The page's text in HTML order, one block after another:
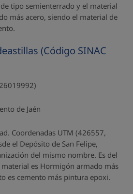
tipo semienterrado y el material
más acero, siendo el material de
(Código SINAC
de Jaén
Coordenadas UTM (426557,
el Depósito de San Felipe,
del mismo nombre. Es del
es Hormigón armado más
es cemento más pintura epoxi.